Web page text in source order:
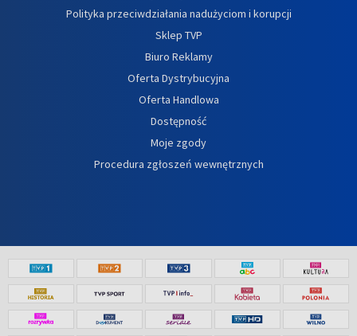
Polityka przeciwdziałania nadużyciom i korupcji
Sklep TVP
Biuro Reklamy
Oferta Dystrybucyjna
Oferta Handlowa
Dostępność
Moje zgody
Procedura zgłoszeń wewnętrznych